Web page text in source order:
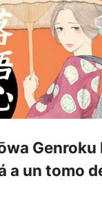
Genroku
a un tomo